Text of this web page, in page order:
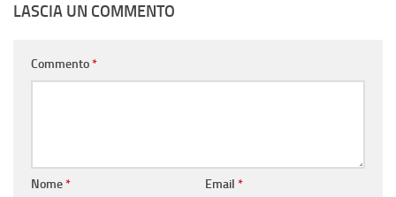
LASCIA UN COMMENTO
Commento*
Nome* Email *